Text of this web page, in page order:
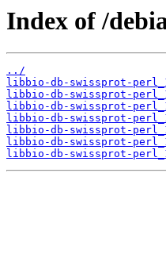
Index of /
../
libbio-db-swissprot-
libbio-db-swissprot-
libbio-db-swissprot-
libbio-db-swissprot-
libbio-db-swissprot-
libbio-db-swissprot-
libbio-db-swissprot-